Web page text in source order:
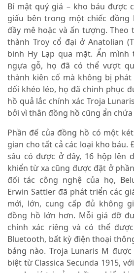
Bí mật quý giá – kho báu được
giấu bên trong một chiếc đồng
đầy mê hoặc và ấn tượng. Theo
thành Troy cổ đại ở Anatolian
binh Hy Lạp qua mặt. Ẩn
ngựa gỗ, họ đã có thể vượt
thành kiên cố mà không bị
dối khéo léo, họ đã chinh phục
hồ quả lắc chính xác Troja
bởi vì thân đồng hồ cũng ẩn
Phần đế của đồng hồ có một
gian cho tất cả các loại kho báu.
sâu có được ở đây, 16 hộp lên
khiển từ xa cũng được đặt ở
đối tác công nghệ của họ,
Erwin Sattler đã phát triển các
mới, lớn, cung cấp đủ không
đồng hồ lớn hơn. Mỗi giá đỡ
chính xác riêng và có thể
Bluetooth, bất kỳ điện thoại
bảng nào. Troja Lunaris M
biệt từ Classica Secunda 1915,